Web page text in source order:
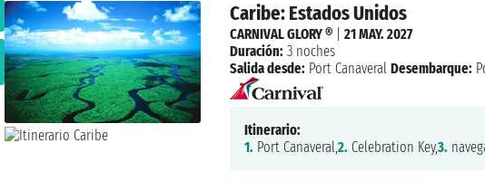
Caribe: Estados Unidos
CARNIVAL GLORY ® |21 MAY. 2027
Duración: 3 noches
Salida desde: Port Canaveral Desembarque:
Itinerario:
1. Port Canaveral,2. Celebration Key,3.